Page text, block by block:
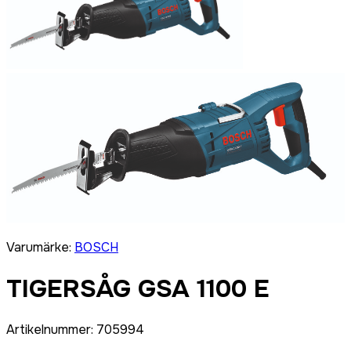
Varumärke: BOSCH
TIGERSÅG GSA 1100 E
Artikelnummer: 705994